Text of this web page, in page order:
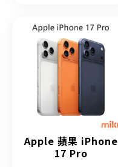
Apple 蘋果 iPhone
17 Pro